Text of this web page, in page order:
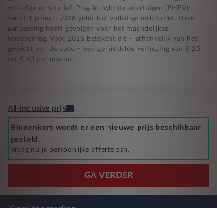
volledige mrb-tarief. Plug-in hybride voertuigen (PHEV):
vanaf 1 januari 2026 geldt het volledige mrb-tarief. Deze
aanpassing heeft gevolgen voor het maandelijkse
leasebedrag. Voor 2026 betekent dit – afhankelijk van het
gewicht van de auto – een gemiddelde verhoging van € 25
tot € 60 per maand.
All-inclusive prijs
Binnenkort wordt er een nieuwe prijs beschikbaar
gesteld.
Vraag nu je persoonlijke offerte aan.
GA VERDER